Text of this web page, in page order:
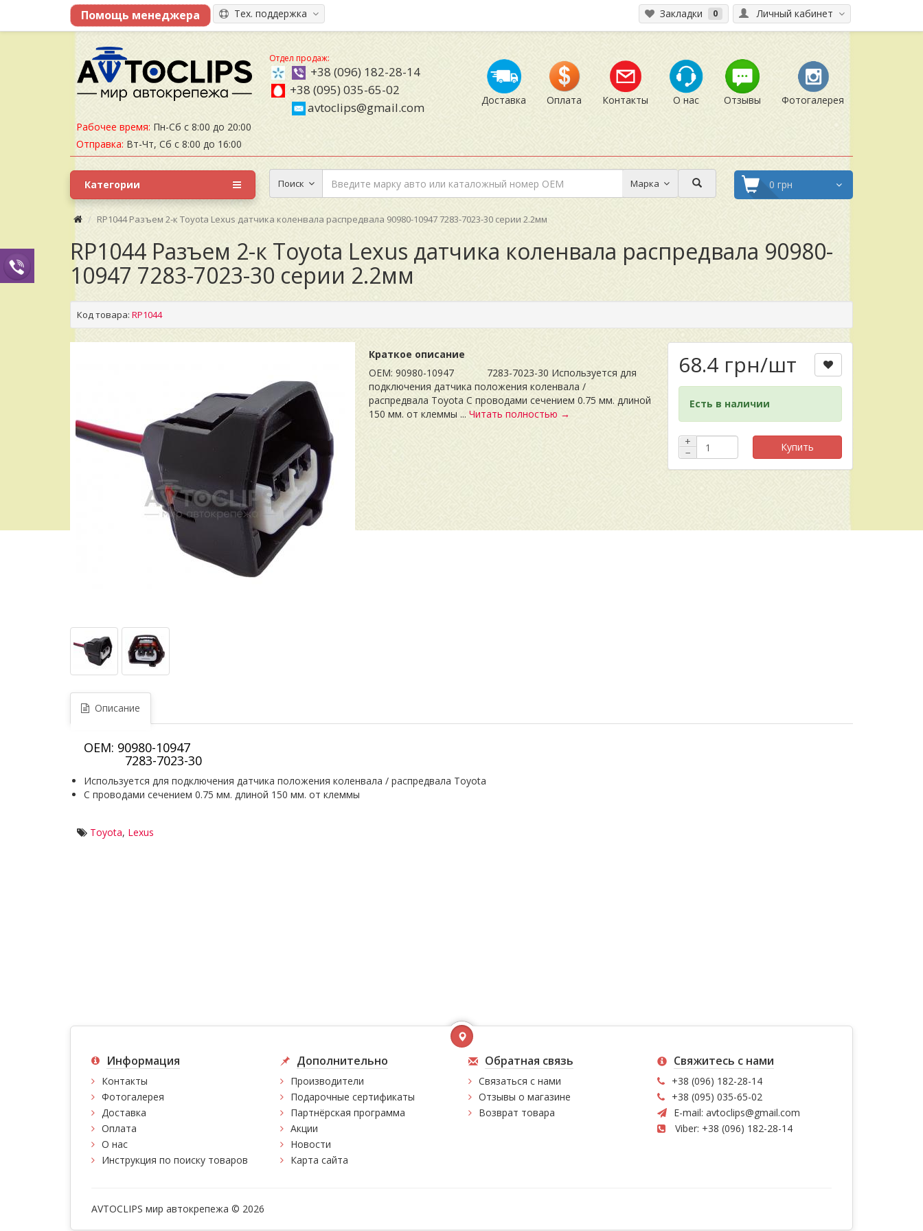
Личный кабинет
Тех. поддержка Закладки 0
Рабочее время: Пн-Сб с 8:00 до 20:00
Отправка: Вт-Чт, Сб с 8:00 до 16:00
Отдел продаж:
+38 (096) 182-28-14
+38 (095) 035-65-02
avtoclips@gmail.com
Доставка Оплата Контакты О нас Отзывы Фотогалерея
Поиск Марка 0 грн
Категории
RP1044 Разъем 2-к Toyota Lexus датчика коленвала распредвала 90980-10947 7283-7023-30 серии 2.2мм
RP1044 Разъем 2-к Toyota Lexus датчика коленвала распредвала 90980-
10947 7283-7023-30 серии 2.2мм
Код товара: RP1044
Краткое описание
OEM: 90980-10947 7283-7023-30 Используется для
подключения датчика положения коленвала /
распредвала Toyota С проводами сечением 0.75 мм. длиной
150 мм. от клеммы ... Читать полностью →
68.4 грн/шт
Есть в наличии
+
−
Купить
Описание
OEM: 90980-10947
7283-7023-30
Используется для подключения датчика положения коленвала / распредвала Toyota
С проводами сечением 0.75 мм. длиной 150 мм. от клеммы
Toyota, Lexus
Информация
Контакты
Фотогалерея
Доставка
Оплата
О нас
Инструкция по поиску товаров
Дополнительно
Производители
Подарочные сертификаты
Партнёрская программа
Акции
Новости
Карта сайта
Обратная связь
Связаться с нами
Отзывы о магазине
Возврат товара
Свяжитесь с нами
+38 (096) 182-28-14
+38 (095) 035-65-02
E-mail: avtoclips@gmail.com
Viber: +38 (096) 182-28-14
AVTOCLIPS мир автокрепежа © 2026